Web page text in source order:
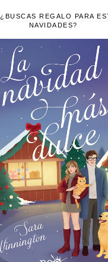
¿BUSCAS REGALO PARA
NAVIDADES?